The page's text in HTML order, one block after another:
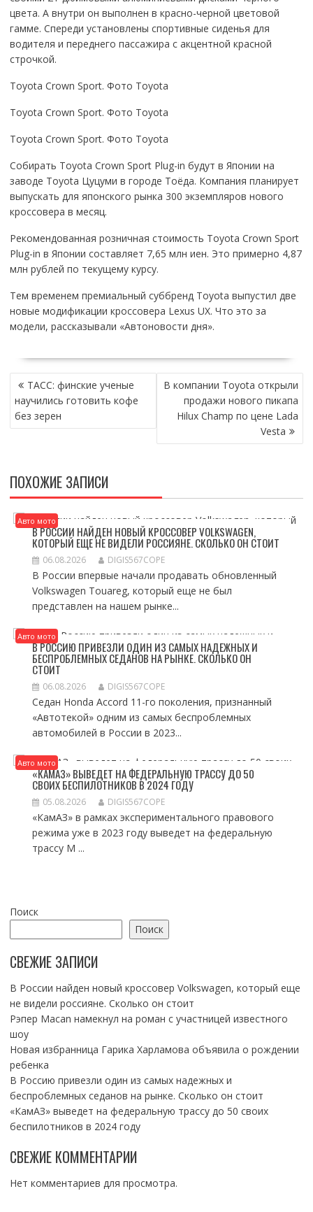
цвета. А внутри он выполнен в красно-черной цветовой
гамме. Спереди установлены спортивные сиденья для
водителя и переднего пассажира с акцентной красной
строчкой.
Toyota Crown Sport. Фото Toyota
Toyota Crown Sport. Фото Toyota
Toyota Crown Sport. Фото Toyota
Собирать Toyota Crown Sport Plug-in будут в Японии на
заводе Toyota Цуцуми в городе Тоёда. Компания планирует
выпускать для японского рынка 300 экземпляров нового
кроссовера в месяц.
Рекомендованная розничная стоимость Toyota Crown Sport
Plug-in в Японии составляет 7,65 млн иен. Это примерно 4,87
млн рублей по текущему курсу.
Тем временем премиальный суббренд Toyota выпустил две
новые модификации кроссовера Lexus UX. Что это за
модели, рассказывали «Автоновости дня».
НАВИГАЦИЯ
ПО
ЗАПИСЯМ
ТАСС: финские ученые
научились готовить кофе
без зерен
В компании Toyota открыли
продажи нового пикапа
Hilux Champ по цене Lada
Vesta
ПОХОЖИЕ ЗАПИСИ
Авто мото
В РОССИИ НАЙДЕН НОВЫЙ КРОССОВЕР VOLKSWAGEN,
КОТОРЫЙ ЕЩЕ НЕ ВИДЕЛИ РОССИЯНЕ. СКОЛЬКО ОН СТОИТ
06.08.2026 DIGIS567COPE
В России впервые начали продавать обновленный
Volkswagen Touareg, который еще не был
представлен на нашем рынке...
Авто мото
В РОССИЮ ПРИВЕЗЛИ ОДИН ИЗ САМЫХ НАДЕЖНЫХ И
БЕСПРОБЛЕМНЫХ СЕДАНОВ НА РЫНКЕ. СКОЛЬКО ОН
СТОИТ
06.08.2026 DIGIS567COPE
Седан Honda Accord 11-го поколения, признанный
«Автотекой» одним из самых беспроблемных
автомобилей в России в 2023...
Авто мото
«КАМАЗ» ВЫВЕДЕТ НА ФЕДЕРАЛЬНУЮ ТРАССУ ДО 50
СВОИХ БЕСПИЛОТНИКОВ В 2024 ГОДУ
05.08.2026 DIGIS567COPE
«КамАЗ» в рамках экспериментального правового
режима уже в 2023 году выведет на федеральную
трассу М ...
Поиск
Поиск
СВЕЖИЕ ЗАПИСИ
В России найден новый кроссовер Volkswagen, который еще
не видели россияне. Сколько он стоит
Рэпер Macan намекнул на роман с участницей известного
шоу
Новая избранница Гарика Харламова объявила о рождении
ребенка
В Россию привезли один из самых надежных и
беспроблемных седанов на рынке. Сколько он стоит
«КамАЗ» выведет на федеральную трассу до 50 своих
беспилотников в 2024 году
СВЕЖИЕ КОММЕНТАРИИ
Нет комментариев для просмотра.